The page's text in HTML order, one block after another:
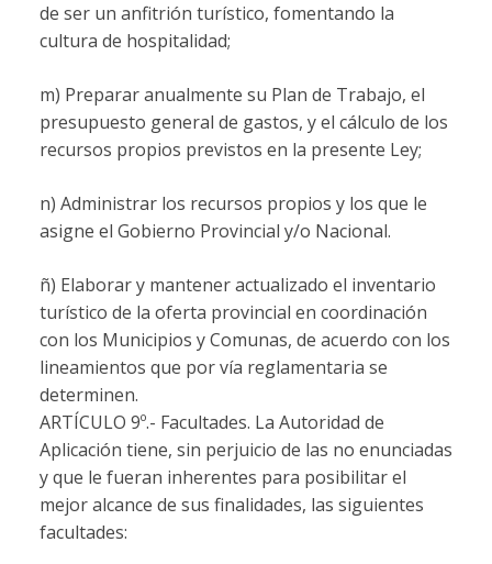
de ser un anfitrión turístico, fomentando la
cultura de hospitalidad;
m) Preparar anualmente su Plan de Trabajo, el
presupuesto general de gastos, y el cálculo de los
recursos propios previstos en la presente Ley;
n) Administrar los recursos propios y los que le
asigne el Gobierno Provincial y/o Nacional.
ñ) Elaborar y mantener actualizado el inventario
turístico de la oferta provincial en coordinación
con los Municipios y Comunas, de acuerdo con los
lineamientos que por vía reglamentaria se
determinen.
ARTÍCULO 9º.- Facultades. La Autoridad de
Aplicación tiene, sin perjuicio de las no enunciadas
y que le fueran inherentes para posibilitar el
mejor alcance de sus finalidades, las siguientes
facultades: